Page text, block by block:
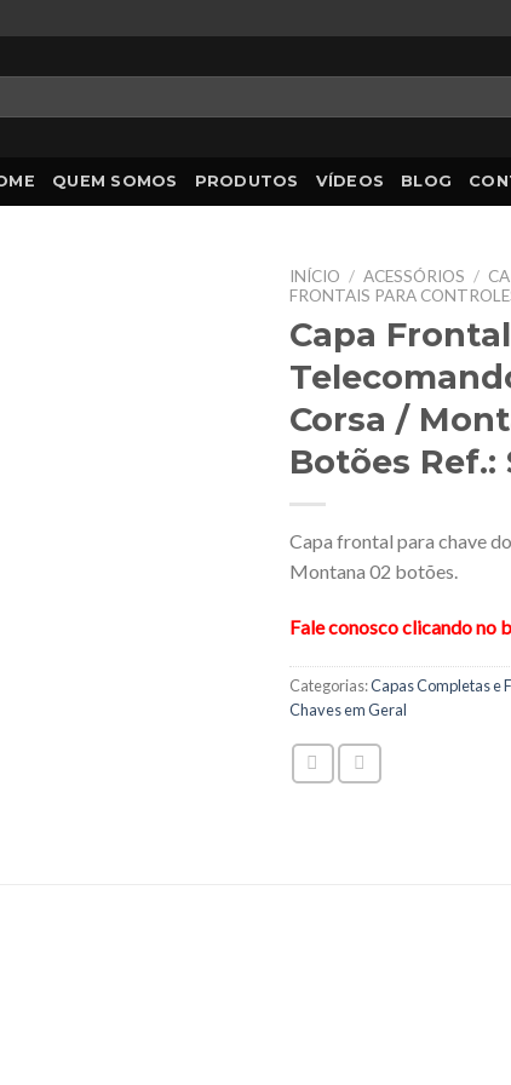
QUEM SOMOS PRODUTOS VÍDEOS BLOG
INÍCIO / ACESSÓRIOS /
FRONTAIS PARA
Capa Frontal
Corsa /
Botões Ref.:
Capa frontal para chave
Montana 02 botões.
Fale conosco clicando no
Categorias:Capas Completas e
Chaves em Geral